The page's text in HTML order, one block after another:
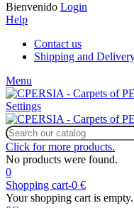
Bienvenido Login
Help
Contact us
Shipping and
Menu
Settings
Click for more products.
No products were found.
0
Shopping cart-0 €
Your shopping cart is empty.